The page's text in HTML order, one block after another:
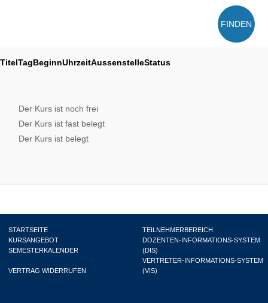
FINDEN
TitelTagBeginnUhrzeitAussenstelleStatus
Der Kurs ist noch frei
Der Kurs ist fast belegt
Der Kurs ist belegt
STARTSEITE
KURSANGEBOT
SEMESTERKALENDER
VERTRAG WIDERRUFEN
TEILNEHMERBEREICH
DOZENTEN-INFORMATIONS-SYSTEM
(DIS)
VERTRETER-INFORMATIONS-SYSTEM
(VIS)